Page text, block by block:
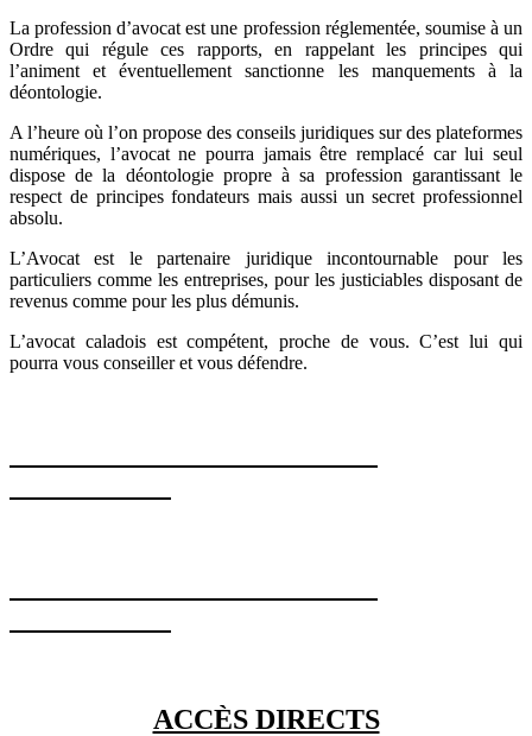
La profession d’avocat est une profession réglementée, soumise à un
Ordre qui régule ces rapports, en rappelant les principes qui
l’animent et éventuellement sanctionne les manquements à la
déontologie.
A l’heure où l’on propose des conseils juridiques sur des plateformes
numériques, l’avocat ne pourra jamais être remplacé car lui seul
dispose de la déontologie propre à sa profession garantissant le
respect de principes fondateurs mais aussi un secret professionnel
absolu.
L’Avocat est le partenaire juridique incontournable pour les
particuliers comme les entreprises, pour les justiciables disposant de
revenus comme pour les plus démunis.
L’avocat caladois est compétent, proche de vous. C’est lui qui
pourra vous conseiller et vous défendre.
ACCÈS DIRECTS